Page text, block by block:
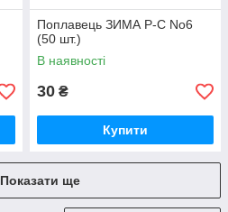
Поплавець ЗИМА Р-С No6
(50 шт.)
В наявності
30 ₴
Купити
Показати ще